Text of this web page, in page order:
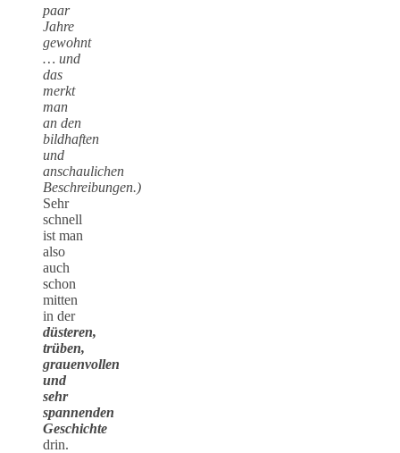
paar
Jahre
gewohnt
… und
das
merkt
man
an den
bildhaften
und
anschaulichen
Beschreibungen.)
Sehr
schnell
ist man
also
auch
schon
mitten
in der
düsteren,
trüben,
grauenvollen
und
sehr
spannenden
Geschichte
drin.